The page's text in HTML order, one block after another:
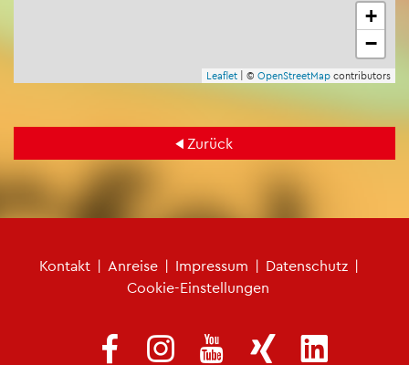
+
−
Leaf­let | © Open­Street­Map con­tri­bu­tors
Zu­rück
Kon­takt | An­rei­se | Im­pres­sum | Da­ten­schutz |
Coo­kie-Ein­stel­lun­gen